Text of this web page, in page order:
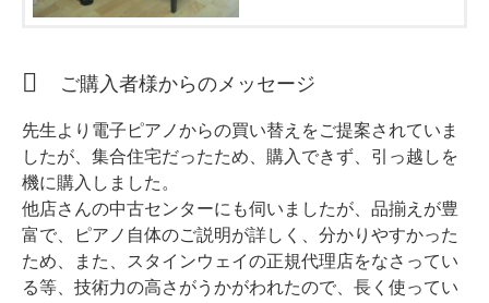
修理
タッチ・音色の調整
ピアノクリーニングと引越し
ピアノレンタル
ご購入者様からのメッセージ
先生より電子ピアノからの買い替えをご提案されていま
したが、集合住宅だったため、購入できず、引っ越しを
機に購入しました。
他店さんの中古センターにも伺いましたが、品揃えが豊
富で、ピアノ自体のご説明が詳しく、分かりやすかった
ため、また、スタインウェイの正規代理店をなさってい
る等、技術力の高さがうかがわれたので、長く使ってい